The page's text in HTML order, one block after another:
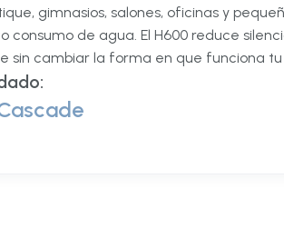
gimnasios, salones, oficinas y
consumo de agua. El H600 reduce
sin cambiar la forma en que funciona tu